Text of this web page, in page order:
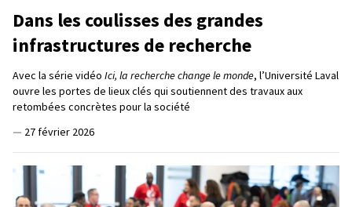
Dans les coulisses des grandes
infrastructures de recherche
Avec la série vidéo Ici, la recherche change le monde, l’Université Laval
ouvre les portes de lieux clés qui soutiennent des travaux aux
retombées concrètes pour la société
— 27 février 2026